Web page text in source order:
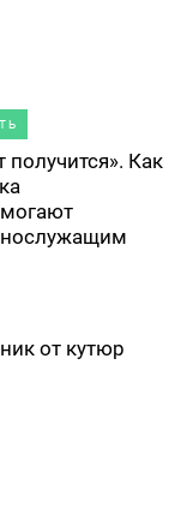
Как
от кутюр